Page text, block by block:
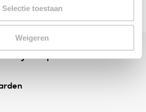
Selectie toestaan
Weigeren
folders ⁠bij AlleFolders.
specialist